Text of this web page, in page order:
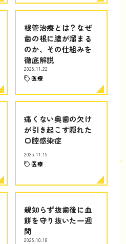
根管治療とは？なぜ
歯の根に膿が溜まる
のか、その仕組みを
徹底解説
2025.11.22
医療
痛くない奥歯の欠け
が引き起こす隠れた
口腔感染症
2025.11.15
医療
親知らず抜歯後に血
餅を守り抜いた一週
間
2025.10.18